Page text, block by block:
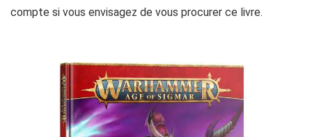
compte si vous envisagez de vous procurer ce livre.